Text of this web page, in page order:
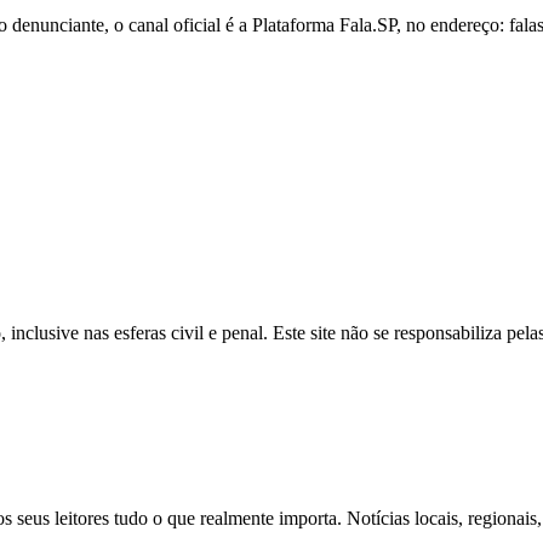
denunciante, o canal oficial é a Plataforma Fala.SP, no endereço:
nas esferas civil e penal. Este site não se responsabiliza
seus leitores tudo o que realmente importa. Notícias locais,